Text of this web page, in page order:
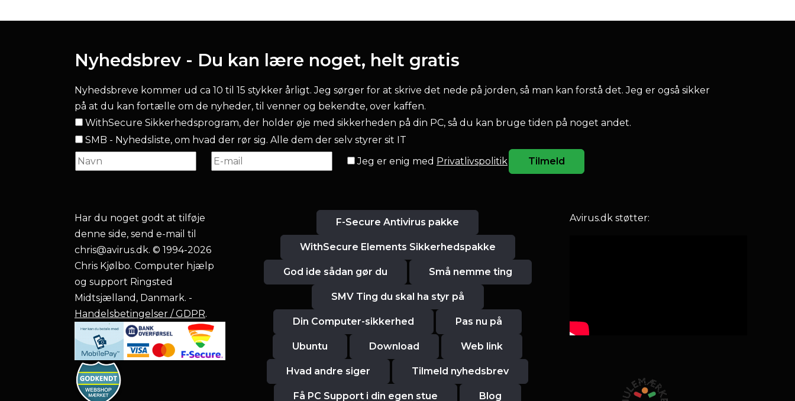
Nyhedsbrev - Du kan lære noget, helt gratis
Nyhedsbreve kommer ud ca 10 til 15 stykker årligt. Jeg sørger for at skrive det nede på jorden, så man kan forstå det. Jeg er også sikker
på at du kan fortælle om de nyheder, til venner og bekendte, over kaffen.
WithSecure Sikkerhedsprogram, der holder øje med sikkerheden på din PC, så du kan bruge tiden på noget andet.
SMB - Nyhedsliste, om hvad der rør sig. Alle dem der selv styrer sit IT
Jeg er enig med Privatlivspolitik Tilmeld
Har du noget godt at tilføje
denne side, send e-mail til
chris@avirus.dk. © 1994-2026
Chris Kjølbo. Computer hjælp
og support Ringsted
Midtsjælland, Danmark. -
Handelsbetingelser / GDPR.
F-Secure Antivirus pakke
WithSecure Elements Sikkerhedspakke
God ide sådan gør du Små nemme ting
SMV Ting du skal ha styr på
Din Computer-sikkerhed Pas nu på
Ubuntu Download Web link
Hvad andre siger Tilmeld nyhedsbrev
Få PC Support i din egen stue Blog
Avirus.dk støtter: